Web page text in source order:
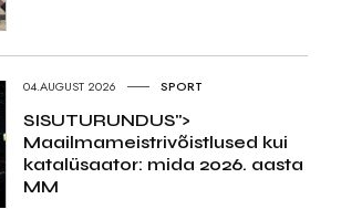
04.AUGUST 2026 SPORT
SISUTURUNDUS">
Maailmameistrivõistlused kui
katalüsaator: mida 2026. aasta
MM